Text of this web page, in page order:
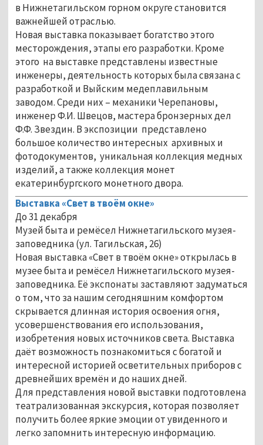
в Нижнетагильском горном округе становится
важнейшей отраслью.
Новая выставка показывает богатство этого
месторождения, этапы его разработки. Кроме
этого на выставке представлены известные
инженеры, деятельность которых была связана с
разработкой и Выйским медеплавильным
заводом. Среди них – механики Черепановы,
инженер Ф.И. Швецов, мастера бронзерных дел
Ф.Ф. Звездин. В экспозиции представлено
большое количество интересных архивных и
фотодокументов, уникальная коллекция медных
изделий, а также коллекция монет
екатеринбургского монетного двора.
Выставка «Свет в твоём окне»
До 31 декабря
Музей быта и ремёсел Нижнетагильского музея-
заповедника (ул. Тагильская, 26)
Новая выставка «Свет в твоём окне» открылась в
музее быта и ремёсел Нижнетагильского музея-
заповедника. Её экспонаты заставляют задуматься
о том, что за нашим сегодняшним комфортом
скрывается длинная история освоения огня,
усовершенствования его использования,
изобретения новых источников света. Выставка
даёт возможность познакомиться с богатой и
интересной историей осветительных приборов с
древнейших времён и до наших дней.
Для представления новой выставки подготовлена
театрализованная экскурсия, которая позволяет
получить более яркие эмоции от увиденного и
легко запомнить интересную информацию.